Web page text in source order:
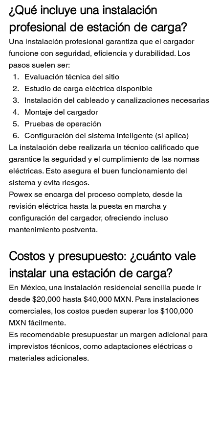
¿Qué incluye una instalación
profesional de estación de carga?
Una instalación profesional garantiza que el cargador
funcione con seguridad, eficiencia y durabilidad. Los
pasos suelen ser:
Evaluación técnica del sitio
Estudio de carga eléctrica disponible
Instalación del cableado y canalizaciones necesarias
Montaje del cargador
Pruebas de operación
Configuración del sistema inteligente (si aplica)
La instalación debe realizarla un técnico calificado que
garantice la seguridad y el cumplimiento de las normas
eléctricas. Esto asegura el buen funcionamiento del
sistema y evita riesgos.
Powex se encarga del proceso completo, desde la
revisión eléctrica hasta la puesta en marcha y
configuración del cargador, ofreciendo incluso
mantenimiento postventa.
Costos y presupuesto: ¿cuánto vale
instalar una estación de carga?
En México, una instalación residencial sencilla puede ir
desde $20,000 hasta $40,000 MXN. Para instalaciones
comerciales, los costos pueden superar los $100,000
MXN fácilmente.
Es recomendable presupuestar un margen adicional para
imprevistos técnicos, como adaptaciones eléctricas o
materiales adicionales.